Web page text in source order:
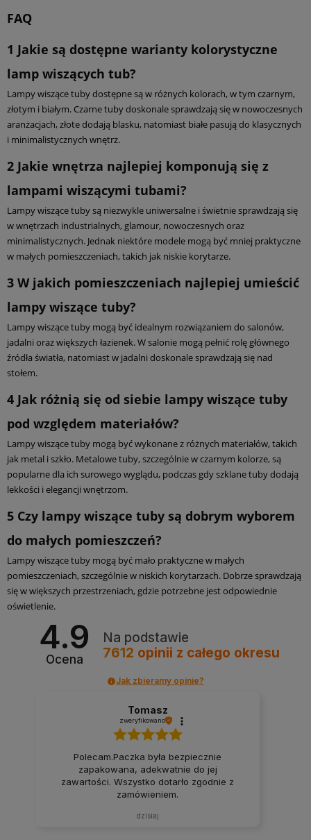
FAQ
1 Jakie są dostępne warianty kolorystyczne
lamp wiszących tub?
Lampy wiszące tuby dostępne są w różnych kolorach, w tym czarnym,
złotym i białym. Czarne tuby doskonale sprawdzają się w nowoczesnych
aranżacjach, złote dodają blasku, natomiast białe pasują do klasycznych
i minimalistycznych wnętrz.
2 Jakie wnętrza najlepiej komponują się z
lampami wiszącymi tubami?
Lampy wiszące tuby są niezwykle uniwersalne i świetnie sprawdzają się
w wnętrzach industrialnych, glamour, nowoczesnych oraz
minimalistycznych. Jednak niektóre modele mogą być mniej praktyczne
w małych pomieszczeniach, takich jak niskie korytarze.
3 W jakich pomieszczeniach najlepiej umieścić
lampy wiszące tuby?
Lampy wiszące tuby mogą być idealnym rozwiązaniem do salonów,
jadalni oraz większych łazienek. W salonie mogą pełnić rolę głównego
źródła światła, natomiast w jadalni doskonale sprawdzają się nad
stołem.
4 Jak różnią się od siebie lampy wiszące tuby
pod względem materiałów?
Lampy wiszące tuby mogą być wykonane z różnych materiałów, takich
jak metal i szkło. Metalowe tuby, szczególnie w czarnym kolorze, są
popularne dla ich surowego wyglądu, podczas gdy szklane tuby dodają
lekkości i elegancji wnętrzom.
5 Czy lampy wiszące tuby są dobrym wyborem
do małych pomieszczeń?
Lampy wiszące tuby mogą być mało praktyczne w małych
pomieszczeniach, szczególnie w niskich korytarzach. Dobrze sprawdzają
się w większych przestrzeniach, gdzie potrzebne jest odpowiednie
oświetlenie.
4.9
Ocena
Na podstawie
7612 opinii z całego okresu
Jak zbieramy opinie?
Tomasz
zweryfikowano
Polecam.Paczka była bezpiecznie
zapakowana, adekwatnie do jej
zawartości. Wszystko dotarło zgodnie z
zamówieniem.
dzisiaj